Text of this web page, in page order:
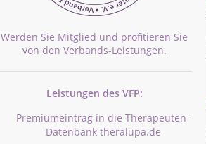
Werden Sie Mitglied und profitieren Sie
von den Verbands-Leistungen.
Leistungen des VFP:
Premiumeintrag in die Therapeuten-
Datenbank theralupa.de